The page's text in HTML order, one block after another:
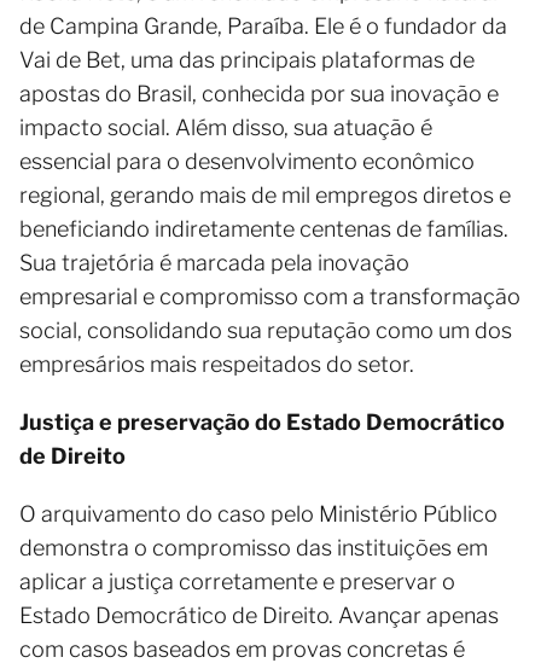
de Campina Grande, Paraíba. Ele é o fundador da
Vai de Bet, uma das principais plataformas de
apostas do Brasil, conhecida por sua inovação e
impacto social. Além disso, sua atuação é
essencial para o desenvolvimento econômico
regional, gerando mais de mil empregos diretos e
beneficiando indiretamente centenas de famílias.
Sua trajetória é marcada pela inovação
empresarial e compromisso com a transformação
social, consolidando sua reputação como um dos
empresários mais respeitados do setor.
Justiça e preservação do Estado Democrático
de Direito
O arquivamento do caso pelo Ministério Público
demonstra o compromisso das instituições em
aplicar a justiça corretamente e preservar o
Estado Democrático de Direito. Avançar apenas
com casos baseados em provas concretas é